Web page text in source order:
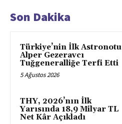
Son Dakika
Türkiye’nin İlk Astronotu
Alper Gezeravcı
Tuğgeneralliğe Terfi Etti
5 Ağustos 2026
THY, 2026’nın İlk
Yarısında 18,9 Milyar TL
Net Kâr Açıkladı